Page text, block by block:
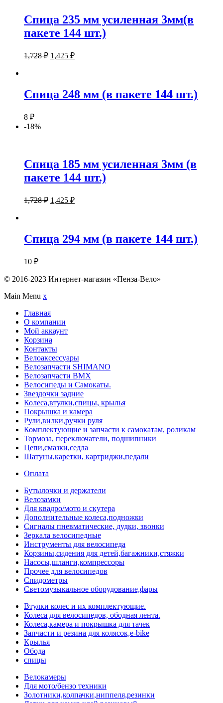
Спица 235 мм усиленная 3мм(в
пакете 144 шт.)
1,728₽ 1,425 ₽
Спица 248 мм (в пакете 144 шт.)
8 ₽
-18%
Спица 185 мм усиленная 3мм (в
пакете 144 шт.)
1,728₽ 1,425 ₽
Спица 294 мм (в пакете 144 шт.)
10 ₽
© 2016-2023 Интернет-магазин «Пенза-Вело»
Main Menu x
Главная
О компании
Мой аккаунт
Корзина
Контакты
Велоаксессуары
Велозапчасти SHIMANO
Велозапчасти BMX
Велосипеды и Самокаты.
Звездочки задние
Колеса,втулки,спицы, крылья
Покрышка и камера
Рули,вилки,ручки руля
Комплектующие и запчасти к самокатам, роликам
Тормоза, переключатели, подшипники
Цепи,смазки,седла
Шатуны,каретки, картриджи,педали
Оплата
Бутылочки и держатели
Велозамки
Для квадро/мото и скутера
Дополнительные колеса,подножки
Сигналы пневматические, дудки, звонки
Зеркала велосипедные
Инструменты для велосипеда
Корзины,сидения для детей,багажники,стяжки
Насосы,шланги,компрессоры
Прочее для велосипедов
Спидометры
Светомузыкальное оборудование,фары
Втулки колес и их комплектующие.
Колеса для велосипедов, ободная лента.
Колеса,камера и покрышка для тачек
Запчасти и резина для колясок,e-bike
Крылья
Обода
спицы
Велокамеры
Для мото/бензо техники
Золотники,колпачки,ниппеля,резинки